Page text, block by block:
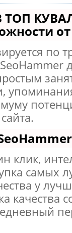
ТОП
от
по
SeoHammer
клик,
самых
у
качества